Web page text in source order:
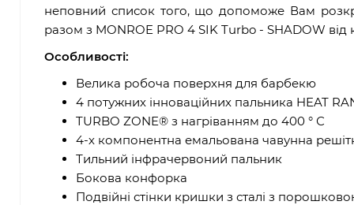
неповний список того, що допоможе Вам
разом з MONROE PRO 4 SIK Turbo - SHADOW від
Особливості:
Велика робоча поверхня для барбекю
4 потужних інноваційних пальника HEAT
TURBO ZONE® з нагріванням до 400 ° С
4-х компонентна емальована чавунна
Тильний інфрачервоний пальник
Бокова конфорка
Подвійні стінки кришки з сталі з